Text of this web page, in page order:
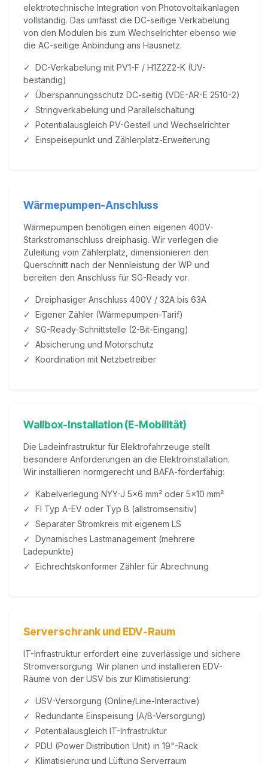
elektrotechnische Integration von Photovoltaikanlagen
vollständig. Das umfasst die DC-seitige Verkabelung
von den Modulen bis zum Wechselrichter ebenso wie
die AC-seitige Anbindung ans Hausnetz.
✓ DC-Verkabelung mit PV1-F / H1Z2Z2-K (UV-
beständig)
✓ Überspannungsschutz DC-seitig (VDE-AR-E 2510-2)
✓ Stringverkabelung und Parallelschaltung
✓ Potentialausgleich PV-Gestell und Wechselrichter
✓ Einspeisepunkt und Zählerplatz-Erweiterung
Wärmepumpen-Anschluss
Wärmepumpen benötigen einen eigenen 400V-
Starkstromanschluss dreiphasig. Wir verlegen die
Zuleitung vom Zählerplatz, dimensionieren den
Querschnitt nach der Nennleistung der WP und
bereiten den Anschluss für SG-Ready vor.
✓ Dreiphasiger Anschluss 400V / 32A bis 63A
✓ Eigener Zähler (Wärmepumpen-Tarif)
✓ SG-Ready-Schnittstelle (2-Bit-Eingang)
✓ Absicherung und Motorschutz
✓ Koordination mit Netzbetreiber
Wallbox-Installation (E-Mobilität)
Die Ladeinfrastruktur für Elektrofahrzeuge stellt
besondere Anforderungen an die Elektroinstallation.
Wir installieren normgerecht und BAFA-förderfähig:
✓ Kabelverlegung NYY-J 5x6 mm² oder 5x10 mm²
✓ FI Typ A-EV oder Typ B (allstromsensitiv)
✓ Separater Stromkreis mit eigenem LS
✓ Dynamisches Lastmanagement (mehrere
Ladepunkte)
✓ Eichrechtskonformer Zähler für Abrechnung
Serverschrank und EDV-Raum
IT-Infrastruktur erfordert eine zuverlässige und sichere
Stromversorgung. Wir planen und installieren EDV-
Räume von der USV bis zur Klimatisierung:
✓ USV-Versorgung (Online/Line-Interactive)
✓ Redundante Einspeisung (A/B-Versorgung)
✓ Potentialausgleich IT-Infrastruktur
✓ PDU (Power Distribution Unit) in 19"-Rack
✓ Klimatisierung und Lüftung Serverraum